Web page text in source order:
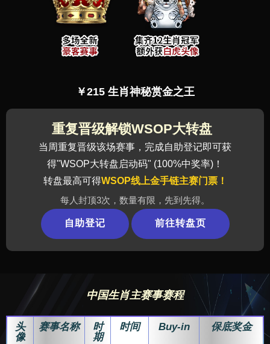
￥215 生肖神秘赏金之王
重复晋级解锁WSOP大转盘
当周重复晋级该场赛事，完成自助登记即可获
得"WSOP大转盘启动码" (100%中奖率)！
转盘最高可得WSOP线上金手链主赛门票！
每人封顶3次，数量有限，先到先得。
自助登记 前往转盘页
中国生肖主赛事赛程
头
像
赛事名称
时
期
时间 Buy-in 保底奖金